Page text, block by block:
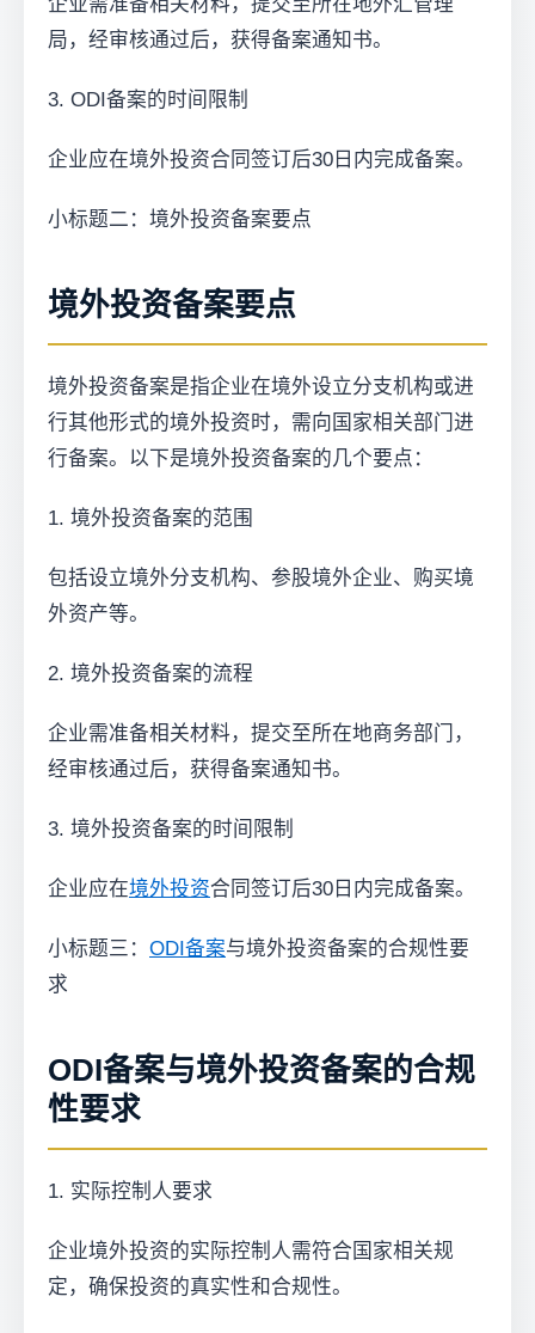
企业需准备相关材料，提交至所在地外汇管理
局，经审核通过后，获得备案通知书。
3. ODI备案的时间限制
企业应在境外投资合同签订后30日内完成备案。
小标题二：境外投资备案要点
境外投资备案要点
境外投资备案是指企业在境外设立分支机构或进
行其他形式的境外投资时，需向国家相关部门进
行备案。以下是境外投资备案的几个要点：
1. 境外投资备案的范围
包括设立境外分支机构、参股境外企业、购买境
外资产等。
2. 境外投资备案的流程
企业需准备相关材料，提交至所在地商务部门，
经审核通过后，获得备案通知书。
3. 境外投资备案的时间限制
企业应在境外投资合同签订后30日内完成备案。
小标题三： ODI备案与境外投资备案的合规性要
求
ODI备案与境外投资备案的合规
性要求
1. 实际控制人要求
企业境外投资的实际控制人需符合国家相关规
定，确保投资的真实性和合规性。